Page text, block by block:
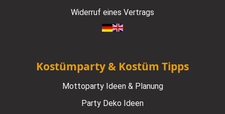
Widerruf eines Vertrags
Kostümparty & Kostüm Tipps
Mottoparty Ideen & Planung
Party Deko Ideen